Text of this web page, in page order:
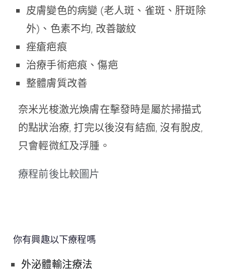
皮膚變色的病變 (老人斑、雀斑、肝斑除
外)、色素不均, 改善皺紋
痤瘡疤痕
治療手術疤痕、傷疤
整體膚質改善
奈米光梭激光煥膚在擊發時是屬於掃描式
的點狀治療, 打完以後沒有結痂, 沒有脫皮,
只會輕微紅及浮腫。
療程前後比較圖片
你有興趣以下療程嗎
外泌體輸注療法